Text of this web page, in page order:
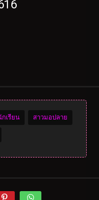
เรียน สาวมอปลาย